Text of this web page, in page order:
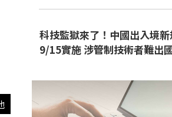
科技監獄來了！中國出入境
9/15實施 涉管制技術者難出